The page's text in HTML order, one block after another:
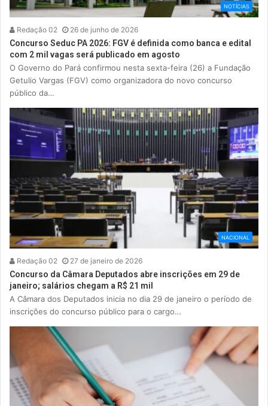
NOTÍCIAS
Redação 02 26 de junho de 2026
Concurso Seduc PA 2026: FGV é definida como banca e edital
com 2 mil vagas será publicado em agosto
O Governo do Pará confirmou nesta sexta-feira (26) a Fundação
Getulio Vargas (FGV) como organizadora do novo concurso
público da…
NACIONAL
Redação 02 27 de janeiro de 2026
Concurso da Câmara Deputados abre inscrições em 29 de
janeiro; salários chegam a R$ 21 mil
A Câmara dos Deputados inicia no dia 29 de janeiro o período de
inscrições do concurso público para o cargo…